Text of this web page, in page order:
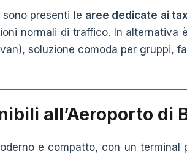
sono presenti le aree dedicate ai
normali di traffico. In alternativa
soluzione comoda per gruppi,
all’Aeroporto di
e compatto, con un